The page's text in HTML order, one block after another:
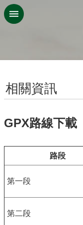
跳到主要內容區塊
相關資訊
GPX路線下載
路段
第一段
第二段